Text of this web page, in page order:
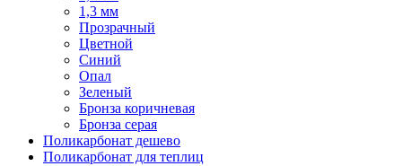
1,3 мм
Прозрачный
Цветной
Синий
Опал
Зеленый
Бронза коричневая
Бронза серая
Поликарбонат дешево
Поликарбонат для теплиц